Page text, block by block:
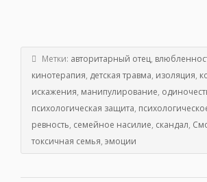
Метки: авторитарный отец,
кинотерапия, детская травма, изоляция,
искажения, манипулирование,
психологическая защита,
ревность, семейное насилие, скандал,
токсичная семья, эмоции